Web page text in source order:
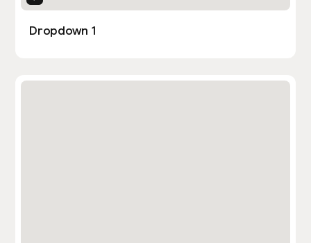
Dropdown 1